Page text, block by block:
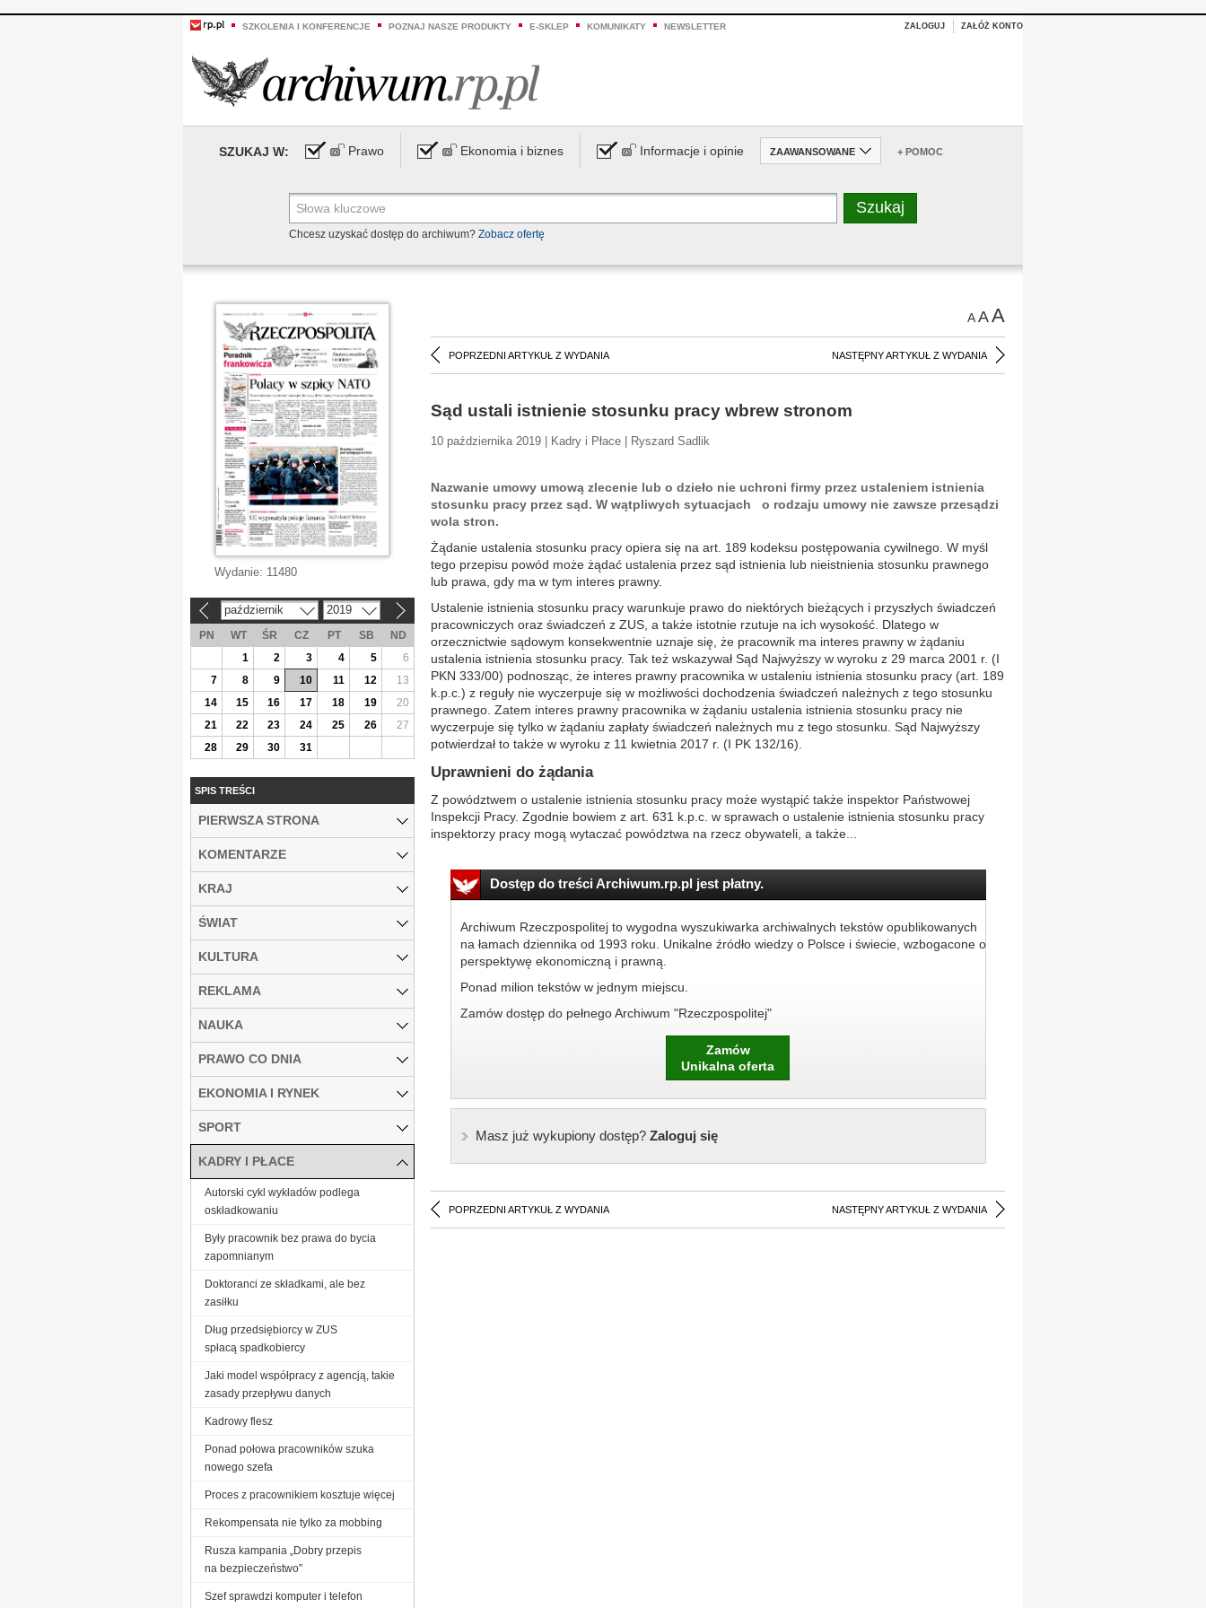
SZKOLENIA I KONFERENCJE POZNAJ NASZE PRODUKTY E-SKLEP KOMUNIKATY NEWSLETTER ZALOGUJ ZAŁÓŻ KONTO
SZUKAJ W: Prawo Ekonomia i biznes Informacje i opinie ZAAWANSOWANE + POMOC
Chcesz uzyskać dostęp do archiwum? Zobacz ofertę
AAA
POPRZEDNI ARTYKUŁ Z WYDANIA NASTĘPNY ARTYKUŁ Z WYDANIA
Sąd ustali istnienie stosunku pracy wbrew stronom
10 października 2019 | Kadry i Płace | Ryszard Sadlik
Nazwanie umowy umową zlecenie lub o dzieło nie uchroni firmy przez ustaleniem istnienia
stosunku pracy przez sąd. W wątpliwych sytuacjach o rodzaju umowy nie zawsze przesądzi
wola stron.
Żądanie ustalenia stosunku pracy opiera się na art. 189 kodeksu postępowania cywilnego. W myśl
tego przepisu powód może żądać ustalenia przez sąd istnienia lub nieistnienia stosunku prawnego
lub prawa, gdy ma w tym interes prawny.
Ustalenie istnienia stosunku pracy warunkuje prawo do niektórych bieżących i przyszłych świadczeń
pracowniczych oraz świadczeń z ZUS, a także istotnie rzutuje na ich wysokość. Dlatego w
orzecznictwie sądowym konsekwentnie uznaje się, że pracownik ma interes prawny w żądaniu
ustalenia istnienia stosunku pracy. Tak też wskazywał Sąd Najwyższy w wyroku z 29 marca 2001 r. (I
PKN 333/00) podnosząc, że interes prawny pracownika w ustaleniu istnienia stosunku pracy (art. 189
k.p.c.) z reguły nie wyczerpuje się w możliwości dochodzenia świadczeń należnych z tego stosunku
prawnego. Zatem interes prawny pracownika w żądaniu ustalenia istnienia stosunku pracy nie
wyczerpuje się tylko w żądaniu zapłaty świadczeń należnych mu z tego stosunku. Sąd Najwyższy
potwierdzał to także w wyroku z 11 kwietnia 2017 r. (I PK 132/16).
Uprawnieni do żądania
Z powództwem o ustalenie istnienia stosunku pracy może wystąpić także inspektor Państwowej
Inspekcji Pracy. Zgodnie bowiem z art. 631 k.p.c. w sprawach o ustalenie istnienia stosunku pracy
inspektorzy pracy mogą wytaczać powództwa na rzecz obywateli, a także...
Dostęp do treści Archiwum.rp.pl jest płatny.
Archiwum Rzeczpospolitej to wygodna wyszukiwarka archiwalnych tekstów opublikowanych
na łamach dziennika od 1993 roku. Unikalne źródło wiedzy o Polsce i świecie, wzbogacone o
perspektywę ekonomiczną i prawną.
Ponad milion tekstów w jednym miejscu.
Zamów dostęp do pełnego Archiwum "Rzeczpospolitej"
Zamów
Unikalna oferta
Masz już wykupiony dostęp?Zaloguj się
POPRZEDNI ARTYKUŁ Z WYDANIA NASTĘPNY ARTYKUŁ Z WYDANIA
Wydanie: 11480
październik 2019
PN WT ŚR CZ PT SB
ND
1
2 3 4 5
6
7
8 9 10 11 12
13
14
15 16 17 18 19
20
21
22 23 24 25 26
27
28
29 30 31
SPIS TREŚCI
PIERWSZA STRONA
KOMENTARZE
KRAJ
ŚWIAT
KULTURA
REKLAMA
NAUKA
PRAWO CO DNIA
EKONOMIA I RYNEK
SPORT
KADRY I PŁACE
Autorski cykl wykładów podlega
oskładkowaniu
Były pracownik bez prawa do bycia
zapomnianym
Doktoranci ze składkami, ale bez
zasiłku
Dług przedsiębiorcy w ZUS
spłacą spadkobiercy
Jaki model współpracy z agencją, takie
zasady przepływu danych
Kadrowy flesz
Ponad połowa pracowników szuka
nowego szefa
Proces z pracownikiem kosztuje więcej
Rekompensata nie tylko za mobbing
Rusza kampania „Dobry przepis
na bezpieczeństwo”
Szef sprawdzi komputer i telefon